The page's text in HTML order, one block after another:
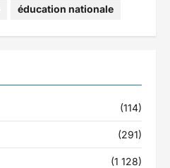
éducation nationale
(114)
(291)
(1 128)